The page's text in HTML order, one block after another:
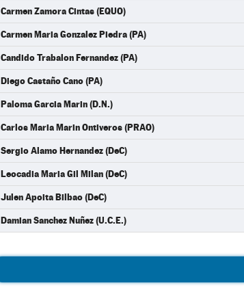
Carmen Zamora Cintas (EQUO)
Carmen Maria Gonzalez Piedra (PA)
Candido Trabalon Fernandez (PA)
Diego Castaño Cano (PA)
Paloma Garcia Marin (D.N.)
Carlos Maria Marin Ontiveros (PRAO)
Sergio Alamo Hernandez (DeC)
Leocadia Maria Gil Milan (DeC)
Julen Apoita Bilbao (DeC)
Damian Sanchez Nuñez (U.C.E.)